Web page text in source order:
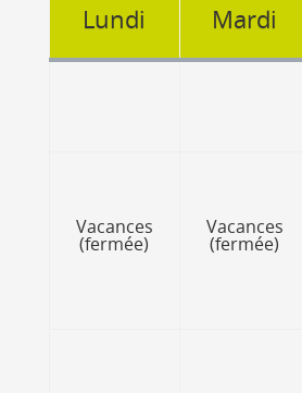
Lundi Mardi
Vacances
(fermée)
Vacances
(fermée)